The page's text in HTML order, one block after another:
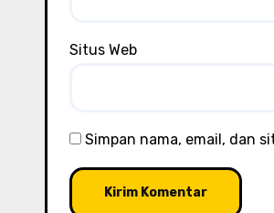
Situs Web
Simpan nama, email, dan